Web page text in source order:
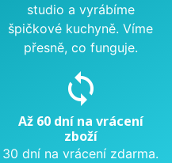
studio a vyrábíme
špičkové kuchyně. Víme
přesně, co funguje.
sync
Až 60 dní na vrácení
zboží
30 dní na vrácení zdarma.